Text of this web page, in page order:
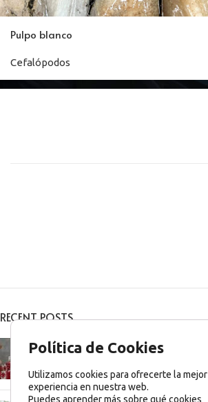
Pulpo blanco
Cefalópodos
RECENT POSTS
Feliz Navidad y Feliz 2025!
Política de Cookies
Utilizamos cookies para ofrecerte la mejor
experiencia en nuestra web.
Puedes aprender más sobre qué cookies